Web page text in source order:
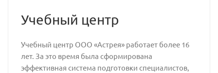
Учебный центр
Учебный центр ООО «Астрея» работает более 16
лет. За это время была сформирована
эффективная система подготовки специалистов,